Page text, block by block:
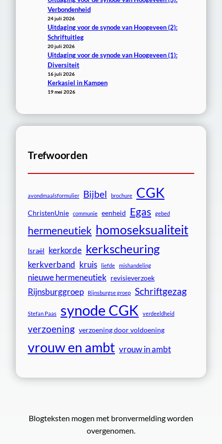
Verbondenheid
24 juli 2026
Uitdaging voor de synode van Hoogeveen (2):
Schriftuitleg
20 juli 2026
Uitdaging voor de synode van Hoogeveen (1):
Diversiteit
16 juli 2026
Kerkasiel in Kampen
19 mei 2026
Trefwoorden
avondmaalsformulier Bijbel brochure CGK
ChristenUnie communie eenheid Egas gebed
hermeneutiek homoseksualiteit
Israël kerkorde kerkscheuring
kerkverband kruis liefde mishandeling
nieuwe hermeneutiek revisieverzoek
Rijnsburggroep Rijnsburgse groep Schriftgezag
Stefan Paas synode CGK verdeeldheid
verzoening verzoening door voldoening
vrouw en ambt vrouw in ambt
Blogteksten mogen met bronvermelding worden
overgenomen.